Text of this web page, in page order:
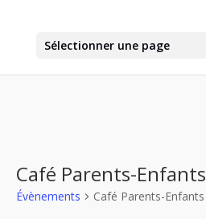
Sélectionner une page
Café Parents-Enfants
Évènements Café Parents-Enfants